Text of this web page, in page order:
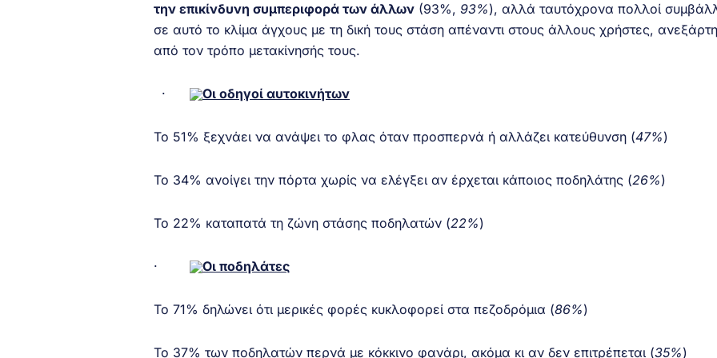
την επικίνδυνη συμπεριφορά των άλλων (93%, 93%), αλλά ταυτόχρονα πολλοί
σε αυτό το κλίμα άγχους με τη δική τους στάση απέναντι στους άλλους χρήστες,
από τον τρόπο μετακίνησής τους.
· Οι οδηγοί αυτοκινήτων
Το 51% ξεχνάει να ανάψει το φλας όταν προσπερνά ή αλλάζει κατεύθυνση (47%)
Το 34% ανοίγει την πόρτα χωρίς να ελέγξει αν έρχεται κάποιος ποδηλάτης (26%)
Το 22% καταπατά τη ζώνη στάσης ποδηλατών (22%)
· Οι ποδηλάτες
Το 71% δηλώνει ότι μερικές φορές κυκλοφορεί στα πεζοδρόμια (86%)
Το 37% των ποδηλατών περνά με κόκκινο φανάρι, ακόμα κι αν δεν επιτρέπεται (35%)